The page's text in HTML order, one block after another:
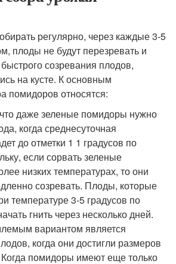
регулярно, через каждые 3-5
плоды не будут перезревать и
созревания плодов,
на кусте. К основным
помидоров относятся:
даже зеленые помидоры нужно
когда среднесуточная
до отметки 1 1 градусов по
если сорвать зеленые
низких температурах, то они
созревать. Плоды, которые
температуре 3-5 градусов по
гнить через несколько дней.
вариантом является
когда они достигли размеров
помидоры имеют еще только